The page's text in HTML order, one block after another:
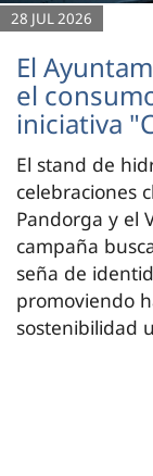
28 JUL 2026
El
el
iniciativa
El stand de
celebraciones
Pandorga y el
campaña
seña de
promoviendo
sostenibilidad